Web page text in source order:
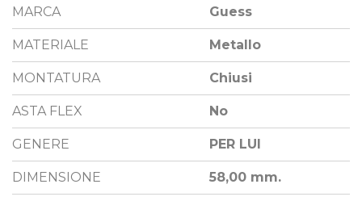
MARCA Guess
MATERIALE Metallo
MONTATURA Chiusi
ASTA FLEX No
GENERE PER LUI
DIMENSIONE 58,00 mm.